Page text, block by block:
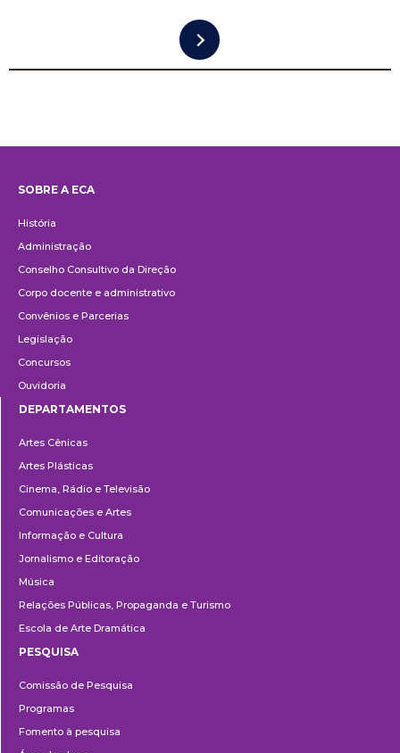
SOBRE A ECA
História
Administração
Conselho Consultivo da Direção
Corpo docente e administrativo
Convênios e Parcerias
Legislação
Concursos
Ouvidoria
DEPARTAMENTOS
Artes Cênicas
Artes Plásticas
Cinema, Rádio e Televisão
Comunicações e Artes
Informação e Cultura
Jornalismo e Editoração
Música
Relações Públicas, Propaganda e Turismo
Escola de Arte Dramática
PESQUISA
Comissão de Pesquisa
Programas
Fomento à pesquisa